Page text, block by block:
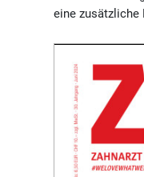
eine zusätzliche